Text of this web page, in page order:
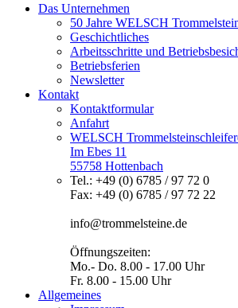
Das Unternehmen
50 Jahre WELSCH
Geschichtliches
Arbeitsschritte und
Betriebsferien
Newsletter
Kontakt
Kontaktformular
Anfahrt
WELSCH
Im Ebes 11
55758 Hottenbach
Tel.: +49 (0) 6785 / 97 72 0
Fax: +49 (0) 6785 / 97 72 22
info@trommelsteine.de
Öffnungszeiten:
Mo.- Do. 8.00 - 17.00 Uhr
Fr. 8.00 - 15.00 Uhr
Allgemeines